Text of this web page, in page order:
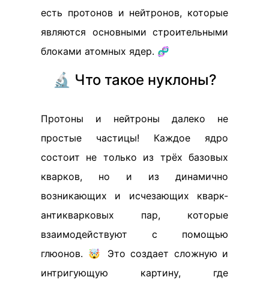
есть протонов и нейтронов, которые
являются основными строительными
блоками атомных ядер. 🧬
🔬 Что такое нуклоны?
Протоны и нейтроны далеко не
простые частицы! Каждое ядро
состоит не только из трёх базовых
кварков, но и из динамично
возникающих и исчезающих кварк-
антикварковых пар, которые
взаимодействуют с помощью
глюонов. 🤯 Это создает сложную и
интригующую картину, где